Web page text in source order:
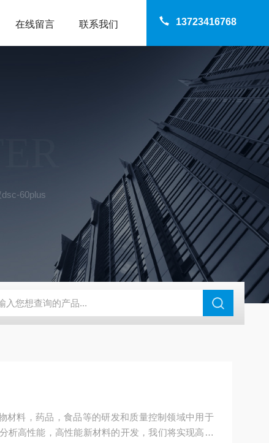
13723416768
在线留言 联系我们
60plus
场发射扫描电镜 瑞士万通水分仪 布鲁克SkyScan2211高分
材料，药品，食品等的研发和质量控制领域中用于
析高性能，高性能新材料的开发，我们将实现高灵